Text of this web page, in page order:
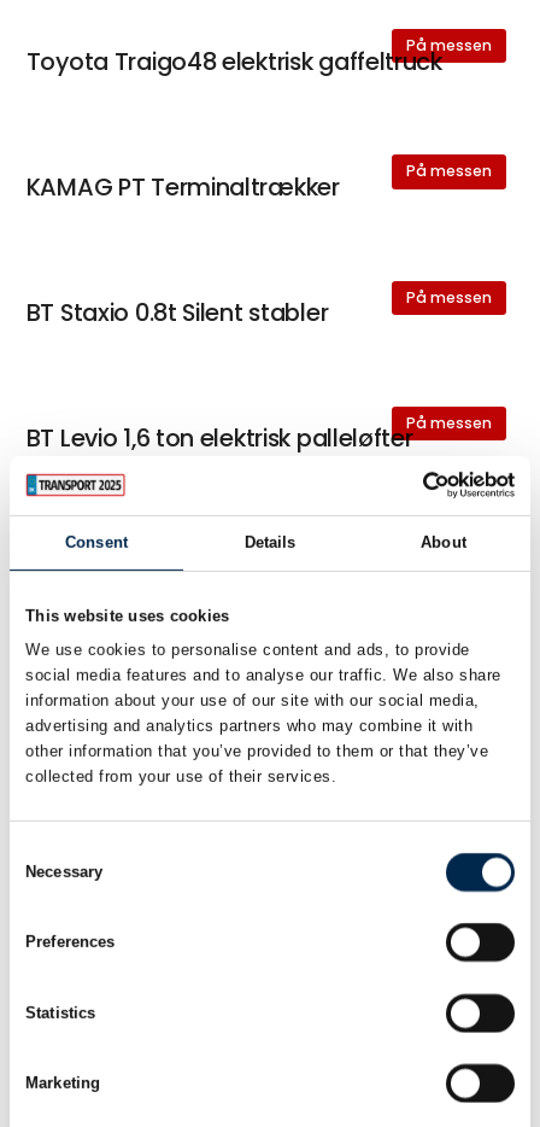
Consent Details About
This website uses cookies
We use cookies to personalise content and ads, to provide
social media features and to analyse our traffic. We also share
information about your use of our site with our social media,
advertising and analytics partners who may combine it with
other information that you’ve provided to them or that they’ve
collected from your use of their services.
Selection
Necessary
Preferences
Statistics
Marketing
På messen
Toyota Traigo48 elektrisk gaffeltruck
På messen
KAMAG PT Terminaltrækker
På messen
BT Staxio 0.8t Silent stabler
På messen
BT Levio 1,6 ton elektrisk palleløfter
med lithium-ion
quickløft
Radioshuttle(s) og højdensitetsreoler